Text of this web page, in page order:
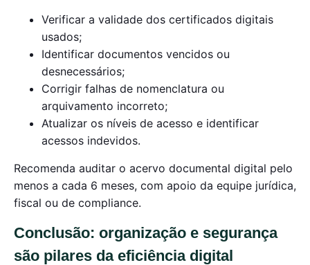
Verificar a validade dos certificados digitais
usados;
Identificar documentos vencidos ou
desnecessários;
Corrigir falhas de nomenclatura ou
arquivamento incorreto;
Atualizar os níveis de acesso e identificar
acessos indevidos.
Recomenda auditar o acervo documental digital pelo
menos a cada 6 meses, com apoio da equipe jurídica,
fiscal ou de compliance.
Conclusão: organização e segurança
são pilares da eficiência digital